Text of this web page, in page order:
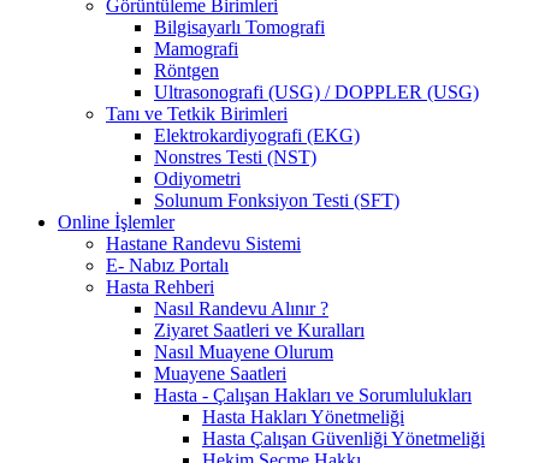
Görüntüleme Birimleri
Bilgisayarlı Tomografi
Mamografi
Röntgen
Ultrasonografi (USG) / DOPPLER (USG)
Tanı ve Tetkik Birimleri
Elektrokardiyografi (EKG)
Nonstres Testi (NST)
Odiyometri
Solunum Fonksiyon Testi (SFT)
Online İşlemler
Hastane Randevu Sistemi
E- Nabız Portalı
Hasta Rehberi
Nasıl Randevu Alınır ?
Ziyaret Saatleri ve Kuralları
Nasıl Muayene Olurum
Muayene Saatleri
Hasta - Çalışan Hakları ve Sorumlulukları
Hasta Hakları Yönetmeliği
Hasta Çalışan Güvenliği Yönetmeliği